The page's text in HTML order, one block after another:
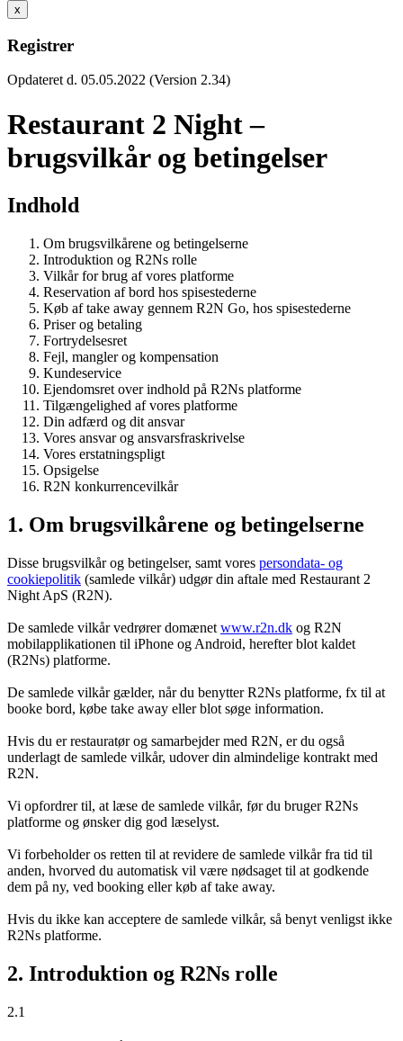
x
Registrer
Opdateret d. 05.05.2022 (Version 2.34)
Restaurant 2 Night –
brugsvilkår og betingelser
Indhold
Om brugsvilkårene og betingelserne
Introduktion og R2Ns rolle
Vilkår for brug af vores platforme
Reservation af bord hos spisestederne
Køb af take away gennem R2N Go, hos spisestederne
Priser og betaling
Fortrydelsesret
Fejl, mangler og kompensation
Kundeservice
Ejendomsret over indhold på R2Ns platforme
Tilgængelighed af vores platforme
Din adfærd og dit ansvar
Vores ansvar og ansvarsfraskrivelse
Vores erstatningspligt
Opsigelse
R2N konkurrencevilkår
1. Om brugsvilkårene og betingelserne
Disse brugsvilkår og betingelser, samt vores persondata- og
cookiepolitik (samlede vilkår) udgør din aftale med Restaurant 2
Night ApS (R2N).
De samlede vilkår vedrører domænet www.r2n.dk og R2N
mobilapplikationen til iPhone og Android, herefter blot kaldet
(R2Ns) platforme.
De samlede vilkår gælder, når du benytter R2Ns platforme, fx til at
booke bord, købe take away eller blot søge information.
Hvis du er restauratør og samarbejder med R2N, er du også
underlagt de samlede vilkår, udover din almindelige kontrakt med
R2N.
Vi opfordrer til, at læse de samlede vilkår, før du bruger R2Ns
platforme og ønsker dig god læselyst.
Vi forbeholder os retten til at revidere de samlede vilkår fra tid til
anden, hvorved du automatisk vil være nødsaget til at godkende
dem på ny, ved booking eller køb af take away.
Hvis du ikke kan acceptere de samlede vilkår, så benyt venligst ikke
R2Ns platforme.
2. Introduktion og R2Ns rolle
2.1